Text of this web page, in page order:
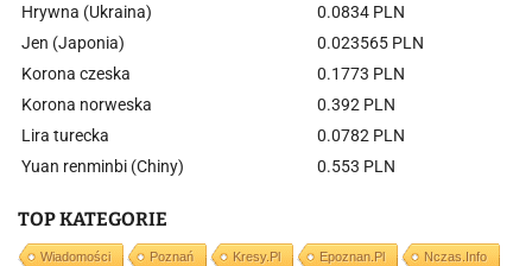
Hrywna (Ukraina)
0.0834 PLN
Jen (Japonia)
0.023565 PLN
Korona czeska
0.1773 PLN
Korona norweska
0.392 PLN
Lira turecka
0.0782 PLN
Yuan renminbi (Chiny)
0.553 PLN
TOP KATEGORIE
Wiadomości Poznań Kresy.pl Epoznan.pl Nczas.info